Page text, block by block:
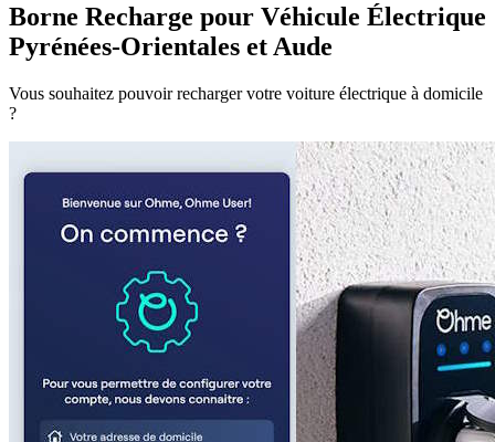
Borne Recharge pour Véhicule Électrique
Pyrénées-Orientales et Aude
Vous souhaitez pouvoir recharger votre voiture électrique à domicile
?